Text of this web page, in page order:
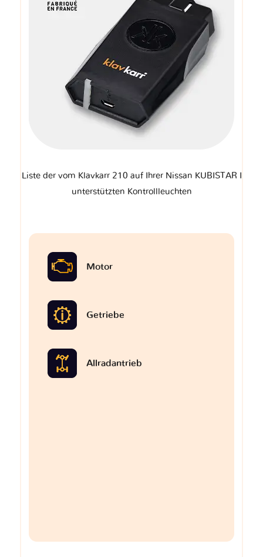
Liste der vom Klavkarr 210 auf Ihrer Nissan KUBISTAR I
unterstützten Kontrollleuchten
Motor
Getriebe
Allradantrieb